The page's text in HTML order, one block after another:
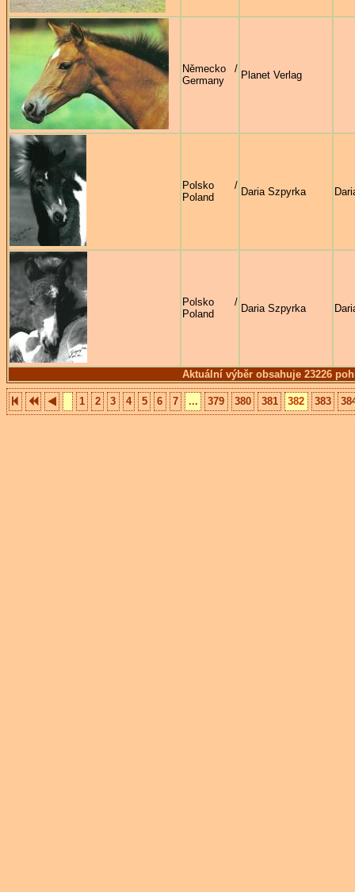
Aktuální výběr obsahuje 23226
Německo /
Germany
Planet Verlag
Polsko /
Poland
Daria Szpyrka
Polsko /
Poland
Daria Szpyrka
1 2 3 4 5 6 7 ... 379 380 381 382 383